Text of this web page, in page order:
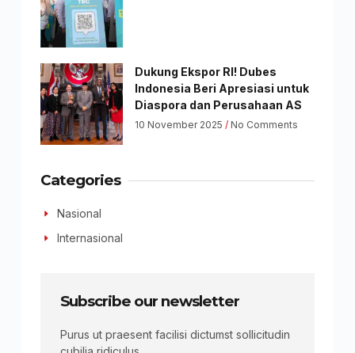
Dukung Ekspor RI! Dubes
Indonesia Beri Apresiasi untuk
Diaspora dan Perusahaan AS
10 November 2025 No Comments
Categories
Nasional
Internasional
Subscribe our newsletter
Purus ut praesent facilisi dictumst sollicitudin